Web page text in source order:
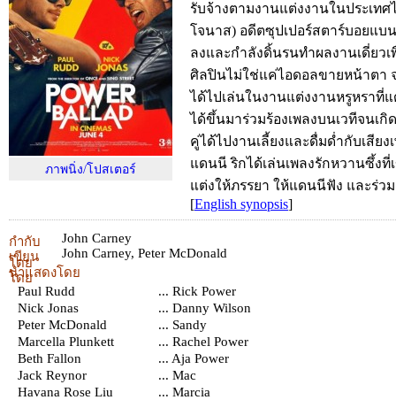
ภาพนิ่ง/โปสเตอร์
รับจ้างตามงานแต่งงานในประเท
โจนาส) อดีตซุปเปอร์สตาร์บอยแ
ลงและกำลังดิ้นรนทำผลงานเดี่ยวเ
ศิลปินไม่ใช่แค่ไอดอลขายหน้าตา
ได้ไปเล่นในงานแต่งงานหรูหรา
ได้ขึ้นมาร่วมร้องเพลงบนเวทีจนเ
คู่ได้ไปงานเลี้ยงและดื่มด่ำกับเสีย
แดนนี ริกได้เล่นเพลงรักหวานซึ้งที่
แต่งให้ภรรยา ให้แดนนีฟัง และร่
[English synopsis]
กำกับ
โดย
John Carney
เขียน
โดย
John Carney, Peter McDonald
นำแสดงโดย
Paul Rudd
... Rick Power
Nick Jonas
... Danny Wilson
Peter McDonald
... Sandy
Marcella Plunkett
... Rachel Power
Beth Fallon
... Aja Power
Jack Reynor
... Mac
Havana Rose Liu
... Marcia